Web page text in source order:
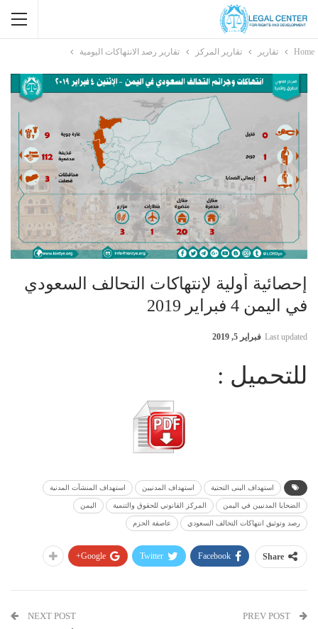
Home تقارير تقارير المركز تقارير رصد الانتهاكات اليومية
إحصائية أولية لإنتهاكات التحالف السعودي
في اليمن 4 فبراير 2019
Last updated فبراير 5, 2019
للتحميل :
استهداف البنى التحتية استهداف المدنيين استهداف المنشآت المدنية
الضحايا المدنيين في اليمن المركز القانوني للحقوق والتنمية اليمن
رصد وتوثيق انتهاكات التحالف السعودي عاصفة الحزم
Share
Facebook
Twitter
Google+
NEXT POST